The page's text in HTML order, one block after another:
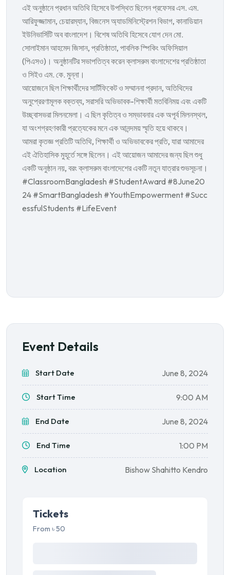
এই অনুষ্ঠানে প্রধান অতিথি হিসেবে উপস্থিত ছিলেন প্রফেসর এস. এম.
আরিফুজ্জামান, চেয়ারম্যান, বিজনেস অ্যাডমিনিস্ট্রেশন বিভাগ, কানাডিয়ান
ইউনিভার্সিটি অব বাংলাদেশ। বিশেষ অতিথি হিসেবে যোগ দেন মো.
সোলাইমান আহমেদ জিসান, প্রতিষ্ঠাতা, পাবলিক স্পিকিং অফিসিয়াল
(পিএসও)। অনুষ্ঠানটির সভাপতিত্ব করেন ক্লাসরুম বাংলাদেশের প্রতিষ্ঠাতা
ও সিইও এম. কে. মুন্না।
আয়োজনে ছিল শিক্ষার্থীদের সার্টিফিকেট ও সম্মাননা প্রদান, অতিথিদের
অনুপ্রেরণামূলক বক্তব্য, সরাসরি অভিভাবক-শিক্ষার্থী মতবিনিময় এবং একটি
উচ্ছ্বাসভরা মিলনমেলা। এ ছিল কৃতিত্ব ও সম্ভাবনার এক অপূর্ব মিলনস্থল,
যা অংশগ্রহণকারী প্রত্যেকের মনে এক আনন্দময় স্মৃতি হয়ে থাকবে।
আমরা কৃতজ্ঞ প্রতিটি অতিথি, শিক্ষার্থী ও অভিভাবকের প্রতি, যারা আমাদের
এই ঐতিহাসিক মুহূর্তে সঙ্গে ছিলেন। এই আয়োজন আমাদের জন্য ছিল শুধু
একটি অনুষ্ঠান নয়, বরং ক্লাসরুম বাংলাদেশের একটি নতুন যাত্রার শুভসূচনা।
#ClassroomBangladesh #StudentAward #8June20
24 #SmartBangladesh #YouthEmpowerment #Succ
essfulStudents #LifeEvent
Event Details
Start Date June 8, 2024
Start Time 9:00 AM
End Date June 8, 2024
End Time 1:00 PM
Location Bishow Shahitto Kendro
Tickets
From ৳ 50